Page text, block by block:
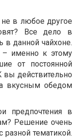
в любое другое
Все дело в
в данной чайхоне.
– именно к этому
от постоянной
вы действительно
вкусным обедом
предпочтения в
Решение очень
разной тематикой.